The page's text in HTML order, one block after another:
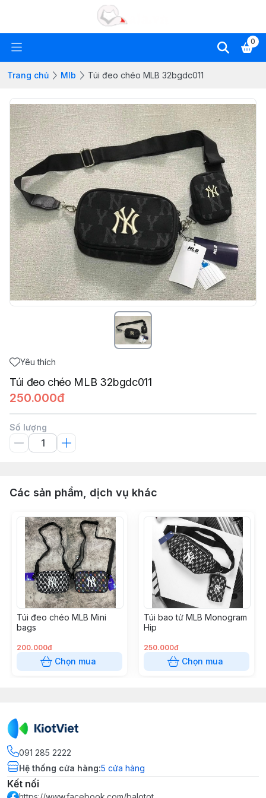
0
Trang chủ Mlb Túi đeo chéo MLB 32bgdc011
Yêu thích
Túi đeo chéo MLB 32bgdc011
250.000đ
Số lượng
Các sản phẩm, dịch vụ khác
Túi đeo chéo MLB Mini
bags
200.000đ
Chọn mua
Túi bao tử MLB Monogram
Hip
250.000đ
Chọn mua
091 285 2222
Hệ thống cửa hàng:5 cửa hàng
Kết nối